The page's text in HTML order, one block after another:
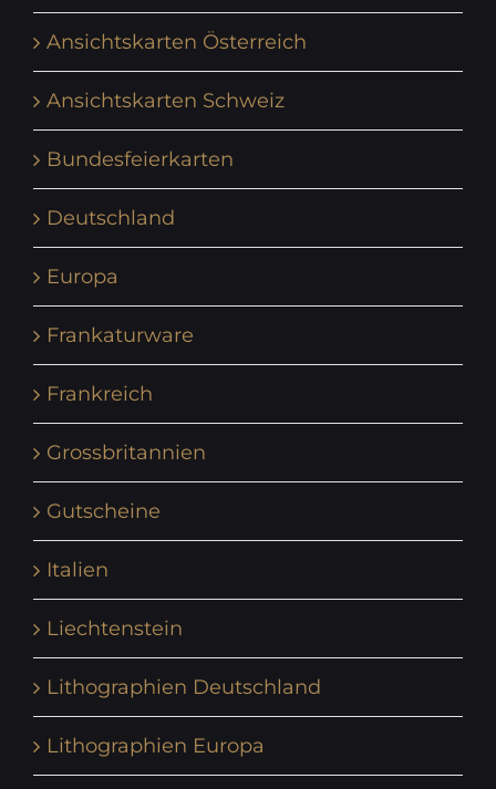
Ansichtskarten Österreich
Ansichtskarten Schweiz
Bundesfeierkarten
Deutschland
Europa
Frankaturware
Frankreich
Grossbritannien
Gutscheine
Italien
Liechtenstein
Lithographien Deutschland
Lithographien Europa